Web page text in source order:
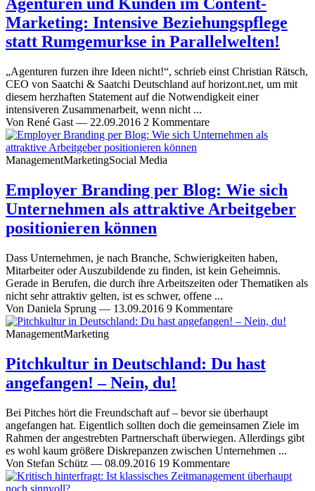
Marketing: Intensive Beziehungspflege
statt Rumgemurkse in Parallelwelten!
„Agenturen furzen ihre Ideen nicht!“, schrieb einst Christian Rätsch,
CEO von Saatchi & Saatchi Deutschland auf horizont.net, um mit
diesem herzhaften Statement auf die Notwendigkeit einer
intensiveren Zusammenarbeit, wenn nicht ...
Von René Gast — 22.09.2016 2 Kommentare
ManagementMarketingSocial Media
Employer Branding per Blog: Wie sich
Unternehmen als attraktive Arbeitgeber
positionieren können
Dass Unternehmen, je nach Branche, Schwierigkeiten haben,
Mitarbeiter oder Auszubildende zu finden, ist kein Geheimnis.
Gerade in Berufen, die durch ihre Arbeitszeiten oder Thematiken als
nicht sehr attraktiv gelten, ist es schwer, offene ...
Von Daniela Sprung — 13.09.2016 9 Kommentare
ManagementMarketing
Pitchkultur in Deutschland: Du hast
angefangen! – Nein, du!
Bei Pitches hört die Freundschaft auf – bevor sie überhaupt
angefangen hat. Eigentlich sollten doch die gemeinsamen Ziele im
Rahmen der angestrebten Partnerschaft überwiegen. Allerdings gibt
es wohl kaum größere Diskrepanzen zwischen Unternehmen ...
Von Stefan Schütz — 08.09.2016 19 Kommentare